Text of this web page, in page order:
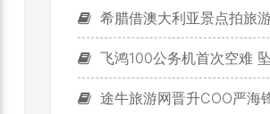
希腊借澳大利亚景点拍旅游宣传片
飞鸿100公务机首次空难 坠入民
途牛旅游网晋升COO严海